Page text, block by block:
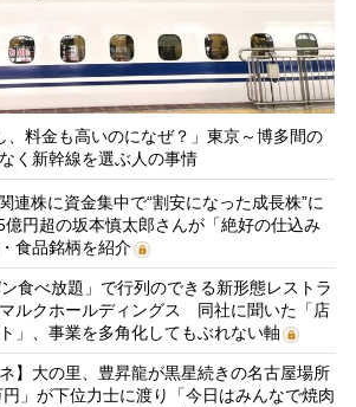
、料金も高いのになぜ？」東京～博多間の
く新幹線を選ぶ人の事情
連株に資金集中で“割安になった成長株”に
円超の坂本慎太郎さんが「絶好の仕込み
食品銘柄を紹介
ン食べ放題」で行列のできる新形態レストラ
ルクホールディングス 同社に聞いた「店
」、事業を多角化してもぶれない軸
】大の里、豊昇龍が黒星続きの名古屋場所
」が下位力士に渡り「今日はみんなで焼肉